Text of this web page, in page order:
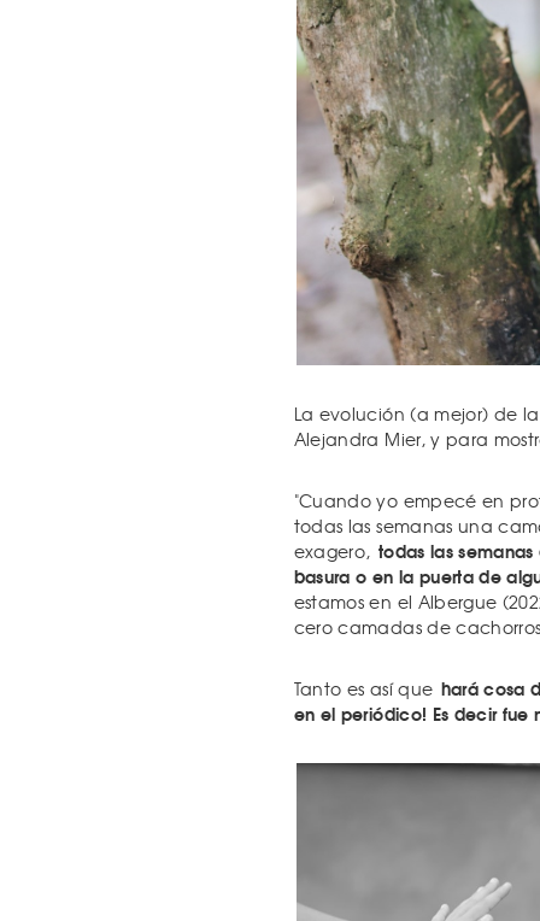
La evolución (a mejor) de
Alejandra Mier, y para
"Cuando yo empecé en
todas las semanas una
exagero, todas las
basura o en la puerta de
estamos en el Albergue
cero camadas de
Tanto es así que hará cosa
en el periódico! Es decir